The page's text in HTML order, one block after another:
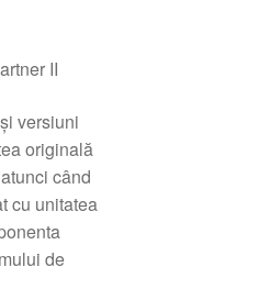
II
versiuni
originală
când
cu unitatea
de